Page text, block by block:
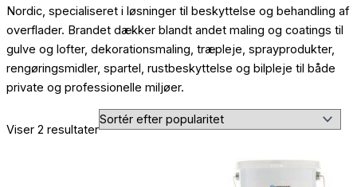
Nordic, specialiseret i løsninger til beskyttelse og behandling af
overflader. Brandet dækker blandt andet maling og coatings til
gulve og lofter, dekorationsmaling, træpleje, sprayprodukter,
rengøringsmidler, spartel, rustbeskyttelse og bilpleje til både
private og professionelle miljøer.
Viser 2 resultater